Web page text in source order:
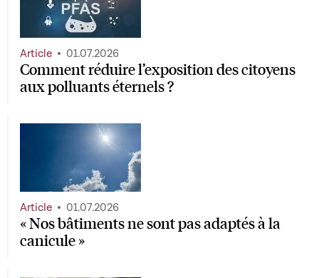
Comment réduire l’exposition des citoyens
aux polluants éternels ?
Article 01.07.2026
« Nos bâtiments ne sont pas adaptés à la
canicule »
Article 01.07.2026